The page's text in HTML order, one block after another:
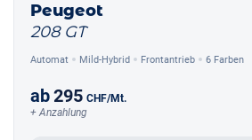
Peugeot
208 GT
Automat Mild-Hybrid Frontantrieb 6 Farben
ab295 CHF/Mt.
+ Anzahlung